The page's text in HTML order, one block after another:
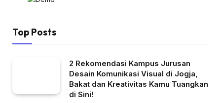
Top Posts
2 Rekomendasi Kampus Jurusan
Desain Komunikasi Visual di Jogja,
Bakat dan Kreativitas Kamu Tuangkan
di Sini!